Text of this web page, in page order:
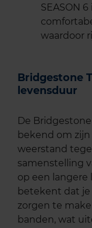
SEASON
waardoor
Bridgestone
levensduur
De Bridgestone
bekend om
weerstand
samenstelling
op een langere
betekent dat
zorgen te
banden, wat